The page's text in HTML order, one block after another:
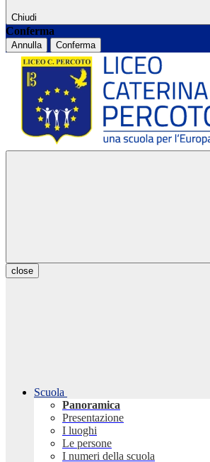
Chiudi
Conferma
Annulla Conferma
close
Scuola
Panoramica
Presentazione
I luoghi
Le persone
I numeri della scuola